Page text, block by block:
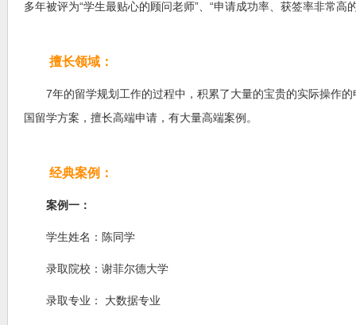
多年被评为“学生最贴心的顾问老师”、“申请成功率、获签率非常高
擅长领域：
7年的留学规划工作的过程中，积累了大量的宝贵的实际操作的
国留学方案，擅长高端申请，有大量高端案例。
经典案例：
案例一：
学生姓名：陈同学
录取院校：谢菲尔德大学
录取专业： 大数据专业